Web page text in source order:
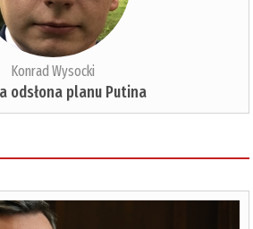
Konrad Wysocki
odsłona planu Putina